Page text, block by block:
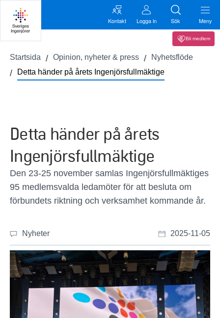
Kontakt Logga in Sök Meny
Bli medlem
Startsida Opinion, nyheter & press
Nyhetsflöde
Detta händer på årets Ingenjörsfullmäktige
Detta händer på årets
Ingenjörsfullmäktige
Den 23-25 november samlas Ingenjörsfullmäktiges
95 medlemsvalda ledamöter för att besluta om
förbundets riktning och verksamhet kommande år.
Nyheter 2025-11-05